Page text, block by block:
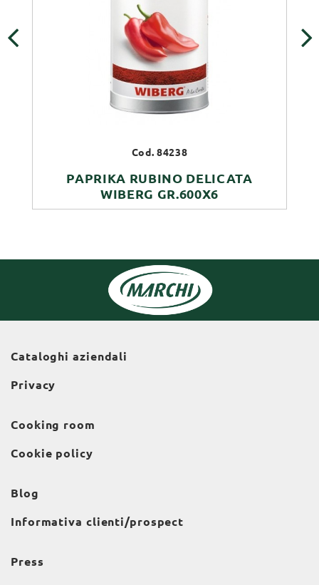
Cod. 84238
PAPRIKA RUBINO DELICATA
WIBERG GR.600X6
Cataloghi aziendali
Privacy
Cooking room
Cookie policy
Blog
Informativa clienti/prospect
Press